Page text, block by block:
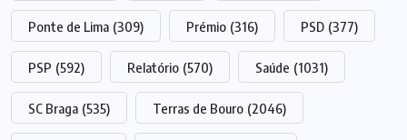
Ponte de Lima (309) Prémio (316) PSD (377)
PSP (592) Relatório (570) Saúde (1031)
SC Braga (535) Terras de Bouro (2046)